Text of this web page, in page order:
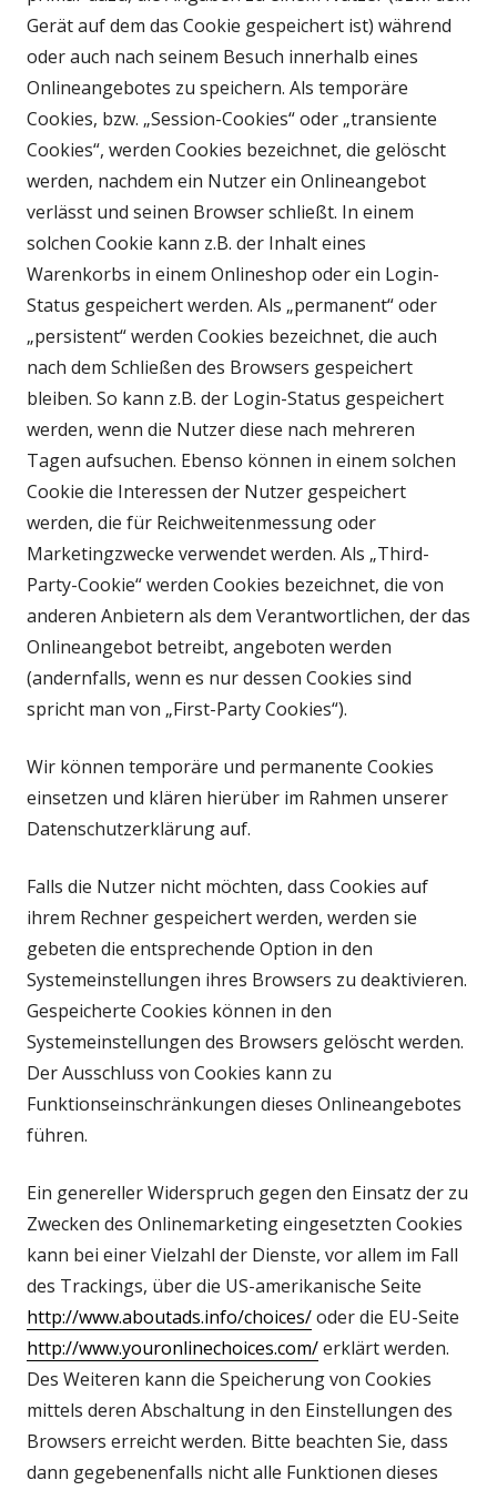
Gerät auf dem das Cookie gespeichert ist) während
oder auch nach seinem Besuch innerhalb eines
Onlineangebotes zu speichern. Als temporäre
Cookies, bzw. „Session-Cookies“ oder „transiente
Cookies“, werden Cookies bezeichnet, die gelöscht
werden, nachdem ein Nutzer ein Onlineangebot
verlässt und seinen Browser schließt. In einem
solchen Cookie kann z.B. der Inhalt eines
Warenkorbs in einem Onlineshop oder ein Login-
Status gespeichert werden. Als „permanent“ oder
„persistent“ werden Cookies bezeichnet, die auch
nach dem Schließen des Browsers gespeichert
bleiben. So kann z.B. der Login-Status gespeichert
werden, wenn die Nutzer diese nach mehreren
Tagen aufsuchen. Ebenso können in einem solchen
Cookie die Interessen der Nutzer gespeichert
werden, die für Reichweitenmessung oder
Marketingzwecke verwendet werden. Als „Third-
Party-Cookie“ werden Cookies bezeichnet, die von
anderen Anbietern als dem Verantwortlichen, der das
Onlineangebot betreibt, angeboten werden
(andernfalls, wenn es nur dessen Cookies sind
spricht man von „First-Party Cookies“).
Wir können temporäre und permanente Cookies
einsetzen und klären hierüber im Rahmen unserer
Datenschutzerklärung auf.
Falls die Nutzer nicht möchten, dass Cookies auf
ihrem Rechner gespeichert werden, werden sie
gebeten die entsprechende Option in den
Systemeinstellungen ihres Browsers zu deaktivieren.
Gespeicherte Cookies können in den
Systemeinstellungen des Browsers gelöscht werden.
Der Ausschluss von Cookies kann zu
Funktionseinschränkungen dieses Onlineangebotes
führen.
Ein genereller Widerspruch gegen den Einsatz der zu
Zwecken des Onlinemarketing eingesetzten Cookies
kann bei einer Vielzahl der Dienste, vor allem im Fall
des Trackings, über die US-amerikanische Seite
http://www.aboutads.info/choices/oder die EU-Seite
http://www.youronlinechoices.com/erklärt werden.
Des Weiteren kann die Speicherung von Cookies
mittels deren Abschaltung in den Einstellungen des
Browsers erreicht werden. Bitte beachten Sie, dass
dann gegebenenfalls nicht alle Funktionen dieses